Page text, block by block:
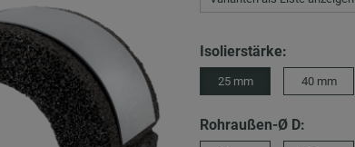
Isolierstärke:
25 mm 40 mm
Rohraußen-Ø D: